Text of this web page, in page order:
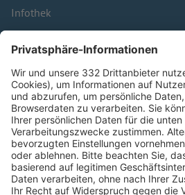
Infothek
Kontakt
HÄUFIG BESUCHTE SEITEN
Pässe und Vereinswechsel
Trainerausbildung
Schulungsangebot Vereinsmitarbeiter
BFV-Geschäftsstellen
Trainerbörse